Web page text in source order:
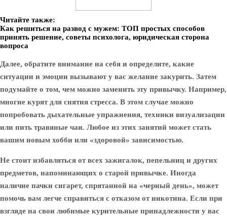
Читайте также:
Как решиться на развод с мужем: ТОП простых способов
принять решение, советы психолога, юридическая сторона
вопроса
Далее, обратите внимание на себя и определите, какие
ситуации и эмоции вызывают у вас желание закурить. Затем
подумайте о том, чем можно заменить эту привычку. Например,
многие курят для снятия стресса. В этом случае можно
попробовать дыхательные упражнения, техники визуализации
или пить травяные чаи. Любое из этих занятий может стать
вашим новым хобби или «здоровой» зависимостью.
Не стоит избавляться от всех зажигалок, пепельниц и других
предметов, напоминающих о старой привычке. Иногда
наличие пачки сигарет, спрятанной на «черный день», может
помочь вам легче справиться с отказом от никотина. Если при
взгляде на свои любимые курительные принадлежности у вас